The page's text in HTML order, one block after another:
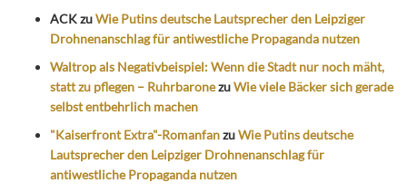
ACKzuWie Putins deutsche Lautsprecher den Leipziger
Drohnenanschlag für antiwestliche Propaganda nutzen
Waltrop als Negativbeispiel: Wenn die Stadt nur noch mäht,
statt zu pflegen – RuhrbaronezuWie viele Bäcker sich gerade
selbst entbehrlich machen
"Kaiserfront Extra"-RomanfanzuWie Putins deutsche
Lautsprecher den Leipziger Drohnenanschlag für
antiwestliche Propaganda nutzen